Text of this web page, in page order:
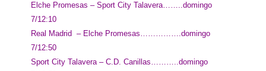
Elche Promesas – Sport City Talavera……..domingo
7/12:10
Real Madrid – Elche Promesas…………….domingo
7/12:50
Sport City Talavera – C.D. Canillas………..domingo